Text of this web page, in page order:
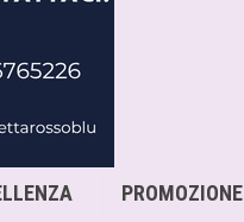
PROMOZIONE